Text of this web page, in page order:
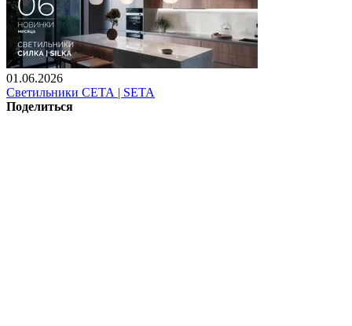
01.06.2026
Светильники СЕТА | SETA
Поделиться